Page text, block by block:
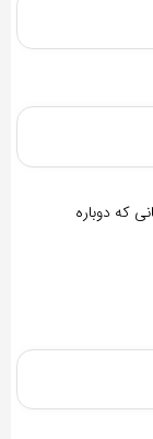
که دوباره